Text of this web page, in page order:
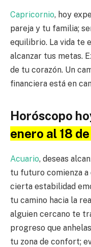
Capricornio, hoy
pareja y tu familia;
equilibrio. La vida te
alcanzar tus metas.
de tu corazón. Un
financiera está en
Horóscopo
enero al 18
Acuario, deseas
tu futuro comienza a
cierta estabilidad
tu camino hacia la
alguien cercano te
progreso que
tu zona de confort;